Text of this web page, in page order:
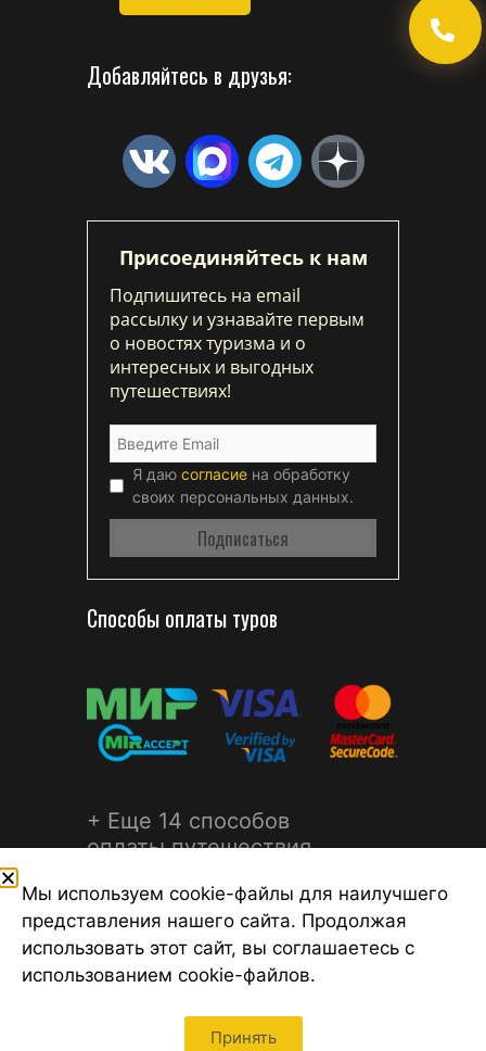
Добавляйтесь в друзья:
Присоединяйтесь к нам
Подпишитесь на email
рассылку и узнавайте первым
о новостях туризма и о
интересных и выгодных
путешествиях!
Я даю согласие на обработку
своих персональных данных.
Способы оплаты туров
+ Еще 14 способов
оплаты путешествия
©2026 Турагентство Турсфера - Поиск туров от надежных
Мы используем cookie-файлы для наилучшего
представления нашего сайта. Продолжая
использовать этот сайт, вы соглашаетесь с
использованием cookie-файлов.
Принять